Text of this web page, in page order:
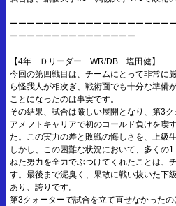
ーーーーーーーーーーーーーーーーーーー
ーーーーーーーーーーーーーーー
【4年 Ｄリーダー WR/DB 塩田健】
今回の第四戦目は、チームにとって非常に
ら怪我人が相次ぎ、戦術面でも十分な準備
ことになったのは事実です。
その結果、試合は厳しい展開となり、第3
アメフトキャリアで初のコールド負けを喫
た。この実力の差と敗戦の悔しさを、上級
しかし、この困難な状況において、多くの
ねた努力を全力でぶつけてくれたことは、
す。最後まで泥臭く、果敢に戦い抜いた下
あり、誇りです。
第3クォーターで試合を立て直せなかった